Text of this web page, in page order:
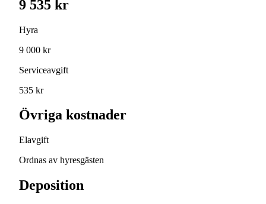
9 535 kr
Hyra
9 000 kr
Serviceavgift
535 kr
Övriga kostnader
Elavgift
Ordnas av hyresgästen
Deposition